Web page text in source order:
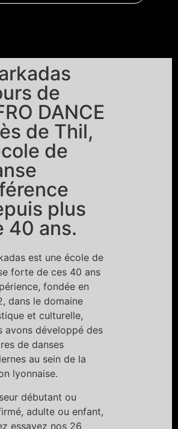
de
DANCE
de Thil,
de
plus
40 ans.
est une école de
forte de ces 40 ans
fondée en
dans le domaine
et culturelle,
avons développé des
de danses
au sein de la
lyonnaise.
débutant ou
adulte ou enfant,
essayez nos 26